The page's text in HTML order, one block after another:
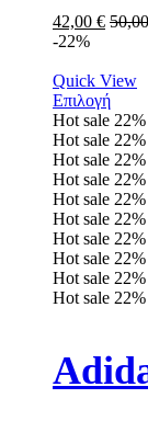
42,00 €
-22%
Quick View
Επιλογή
Hot sale 22%
Hot sale 22%
Hot sale 22%
Hot sale 22%
Hot sale 22%
Hot sale 22%
Hot sale 22%
Hot sale 22%
Hot sale 22%
Hot sale 22%